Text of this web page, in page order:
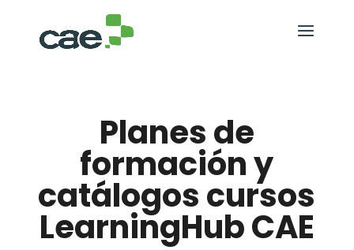
Planes de
formación y
catálogos cursos
LearningHub CAE